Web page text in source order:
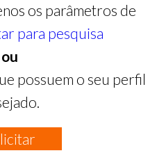
os parâmetros de
para pesquisa
ou
possuem o seu perfil